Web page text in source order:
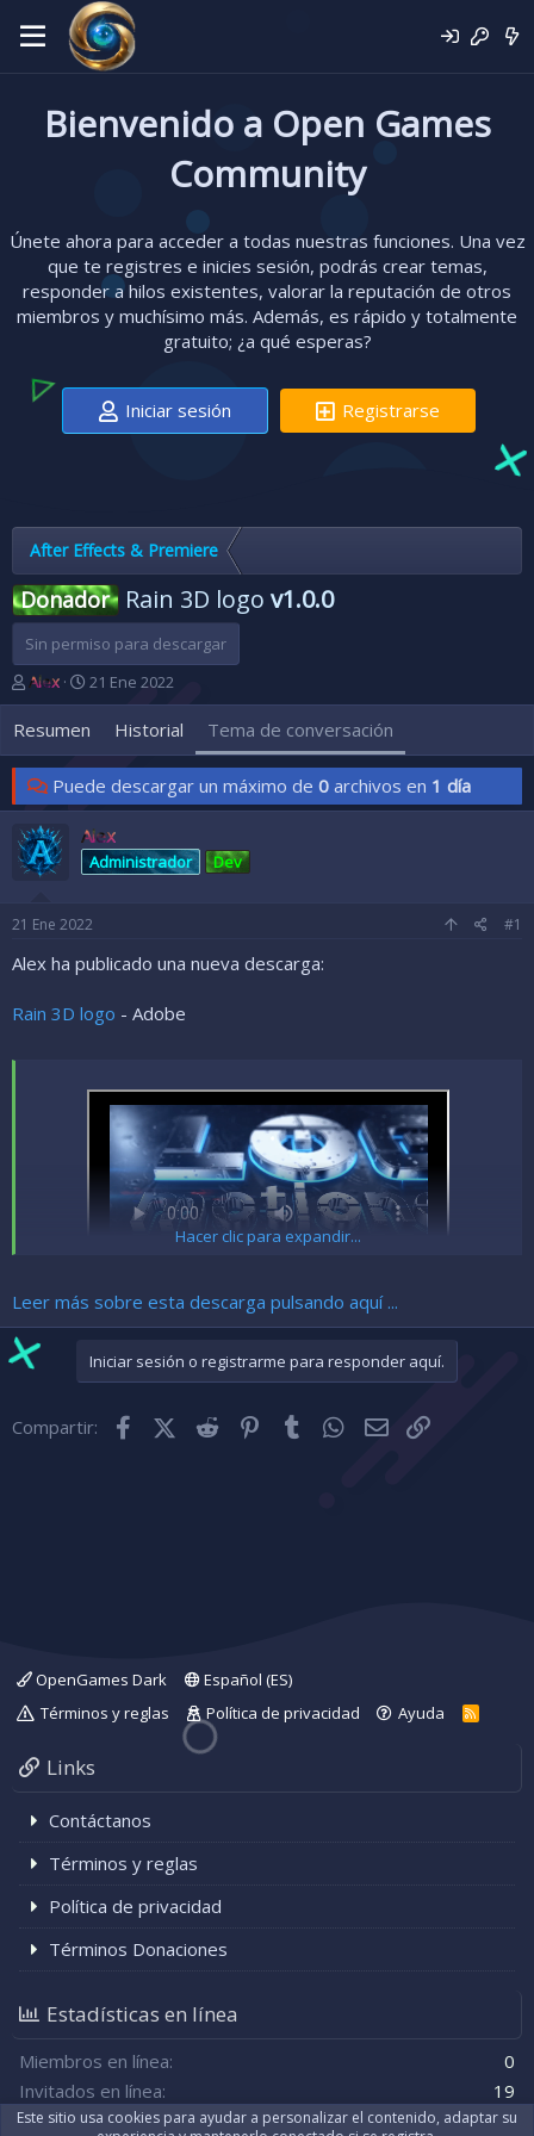
Bienvenido a Open Games
Community
Únete ahora para acceder a todas nuestras funciones. Una vez
que te registres e inicies sesión, podrás crear temas,
responder a hilos existentes, valorar la reputación de otros
miembros y muchísimo más. Además, es rápido y totalmente
gratuito; ¿a qué esperas?
Iniciar sesión Registrarse
After Effects & Premiere
Donador Rain 3D logo v1.0.0
Sin permiso para descargar
A
u
t
r
d
e
l
t
e
a
Alex
F
e
c
a
d
e
i
n
i
i
21 Ene 2022
Resumen Historial Tema de conversación
Puede descargar un máximo de 0 archivos en 1 día
Alex
Administrador Dev
21 Ene 2022 #1
Alex ha publicado una nueva descarga:
Rain 3D logo - Adobe
Hacer clic para expandir...
Leer más sobre esta descarga pulsando aquí ...
Iniciar sesión o registrarme para responder aquí.
Compartir: FacebookX (Twitter)
Reddit Pinterest
Tumblr WhatsAppCorreo
OpenGames Dark
Español (ES)
Términos y reglas
Política de privacidad Ayuda
R
Links
Contáctanos
Términos y reglas
Política de privacidad
Términos Donaciones
Estadísticas en línea
Miembros en línea
0
Invitados en línea
19
Total de visitantes
19
Este sitio usa cookies para ayudar a personalizar el contenido, adaptar su